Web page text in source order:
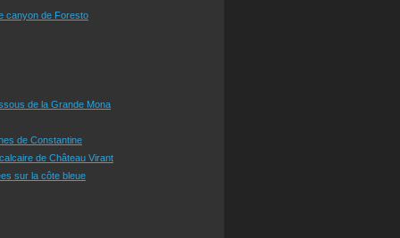
canyon de Foresto
de la Grande Mona
de Constantine
de Château Virant
sur la côte bleue